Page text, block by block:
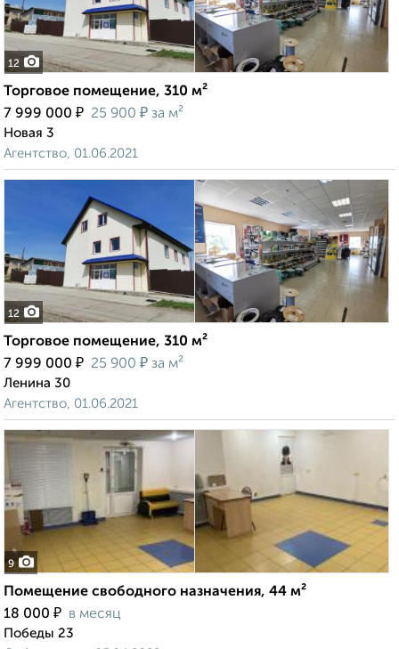
12
Торговое помещение, 310 м²
7 999 000 ₽ 25 900 ₽ за м²
Новая 3
Агентство, 01.06.2021
12
Торговое помещение, 310 м²
7 999 000 ₽ 25 900 ₽ за м²
Ленина 30
Агентство, 01.06.2021
9
Помещение свободного назначения, 44 м²
18 000 ₽ в месяц
Победы 23